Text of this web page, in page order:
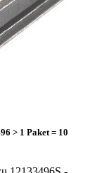
> 1 Paket = 10